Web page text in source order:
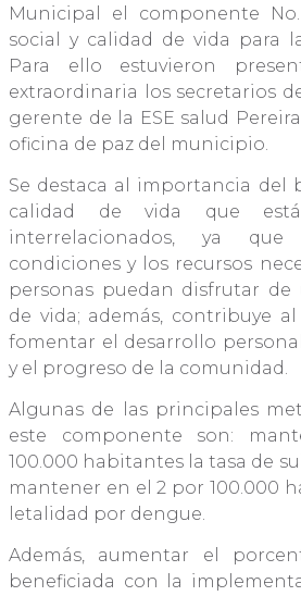
Municipal el componente
social y calidad de vida para
Para ello estuvieron
extraordinaria los secretarios
gerente de la ESE salud
oficina de paz del municipio.
Se destaca al importancia del
calidad de vida que
interrelacionados, ya
condiciones y los recursos
personas puedan disfrutar de
de vida; además, contribuye
fomentar el desarrollo
y el progreso de la comunidad.
Algunas de las principales
este componente son:
100.000 habitantes la tasa de
mantener en el 2 por 100.000
letalidad por dengue.
Además, aumentar el
beneficiada con la